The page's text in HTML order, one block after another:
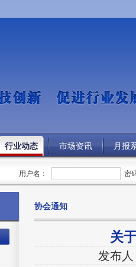
行业动态 市场资讯 月报
用户名： 密
协会通知
关
发布